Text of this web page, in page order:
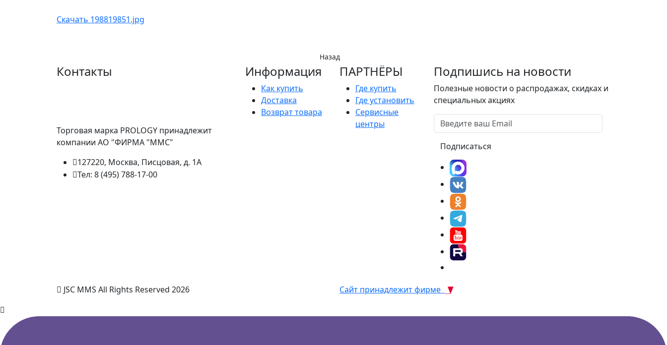
Скачать 198819851.jpg
Назад
Контакты
Торговая марка PROLOGY принадлежит
компании АО "ФИРМА "ММС"
127220, Москва, Писцовая, д. 1А
Тел: 8 (495) 788-17-00
Информация
Как купить
Доставка
Возврат товара
ПАРТНËРЫ
Где купить
Где установить
Сервисные
центры
Подпишись на новости
Полезные новости о распродажах, скидках и
специальных акциях
Подписаться
JSC MMS All Rights Reserved 2026 Сайт принадлежит фирме